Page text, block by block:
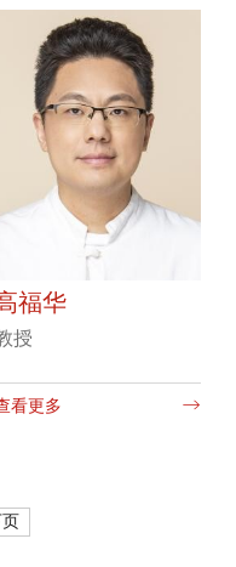
福华
授
看更多